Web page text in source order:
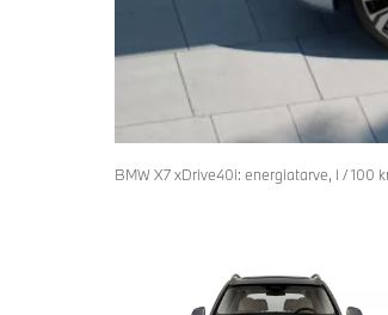
BMW X7 xDrive40i: energiatarve, l / 100